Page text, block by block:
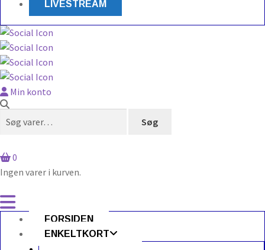
LIVESTREAM
Min konto
efter:
Søg
0
Ingen varer i kurven.
FORSIDEN
ENKELTKORT